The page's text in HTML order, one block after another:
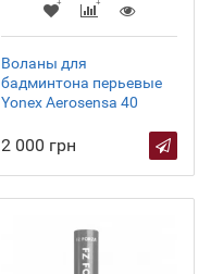
Воланы для
бадминтона перьевые
Yonex Aerosensa 40
2 000 грн